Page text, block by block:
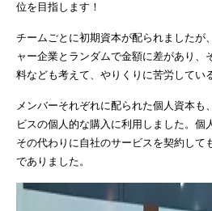
位を目指します！
チームごとに初期資本が配られましたが
ャー企業とランダムで金額に差があり、
料なども考えて、やりくりに苦労してい
メンバーそれぞれに配られた個人資本も
ビスの個人的な購入に利用しました。個
その代わりに自社のサービスを契約して
でありました。